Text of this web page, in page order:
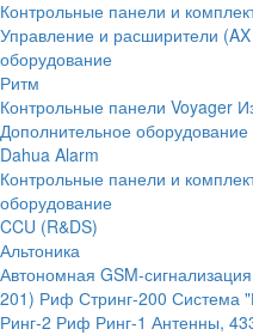
Контрольные панели и
Управление и расширители
оборудование
Ритм
Контрольные панели Voyager
Дополнительное оборудование
Dahua Alarm
Контрольные панели и
оборудование
CCU (R&DS)
Альтоника
Автономная GSM-
201) Риф Стринг-200 Система
Ринг-2 Риф Ринг-1 Антенны,